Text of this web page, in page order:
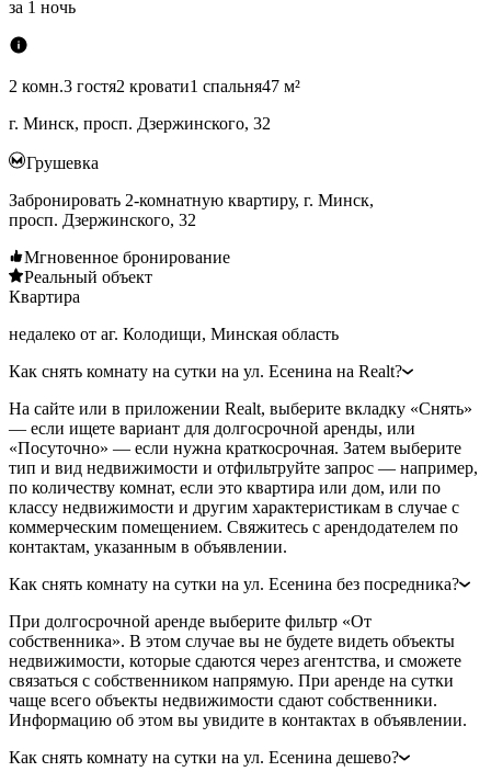
за 1 ночь
2 комн.3 гостя2 кровати1 спальня47 м²
г. Минск, просп. Дзержинского, 32
Грушевка
Забронировать 2-комнатную квартиру, г. Минск,
просп. Дзержинского, 32
Мгновенное бронирование
Реальный объект
Квартира
недалеко от аг. Колодищи, Минская область
Как снять комнату на сутки на ул. Есенина на Realt?
На сайте или в приложении Realt, выберите вкладку «Снять»
— если ищете вариант для долгосрочной аренды, или
«Посуточно» — если нужна краткосрочная. Затем выберите
тип и вид недвижимости и отфильтруйте запрос — например,
по количеству комнат, если это квартира или дом, или по
классу недвижимости и другим характеристикам в случае с
коммерческим помещением. Свяжитесь с арендодателем по
контактам, указанным в объявлении.
Как снять комнату на сутки на ул. Есенина без посредника?
При долгосрочной аренде выберите фильтр «От
собственника». В этом случае вы не будете видеть объекты
недвижимости, которые сдаются через агентства, и сможете
связаться с собственником напрямую. При аренде на сутки
чаще всего объекты недвижимости сдают собственники.
Информацию об этом вы увидите в контактах в объявлении.
Как снять комнату на сутки на ул. Есенина дешево?